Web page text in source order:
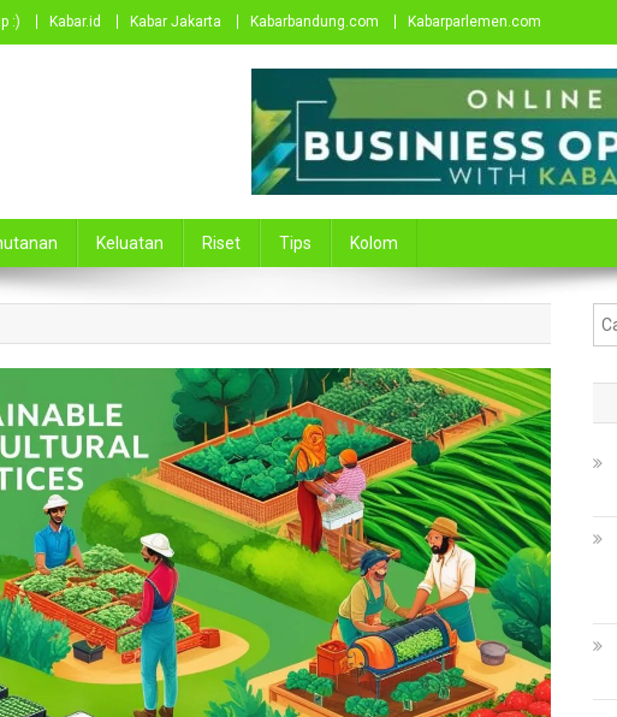
:) Kabar.id Kabar Jakarta Kabarbandung.com Kabarparlemen.com
Keluatan Riset Tips Kolom